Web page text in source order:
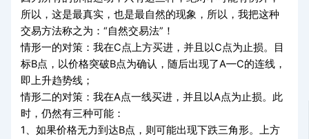
所以，这是最真实，也是最自然的现象，所以，我把这种
交易方法称之为：“自然交易法”！
情形一的对策：我在C点上方买进，并且以C点为止损。目
标B点，以价格突破B点为确认，随后出现了A—C的连线，
即上升趋势线；
情形二的对策：我在A点一线买进，并且以A点为止损。此
时，仍然有三种可能：
1 、如果价格无力到达B点，则可能出现下跌三角形。上方